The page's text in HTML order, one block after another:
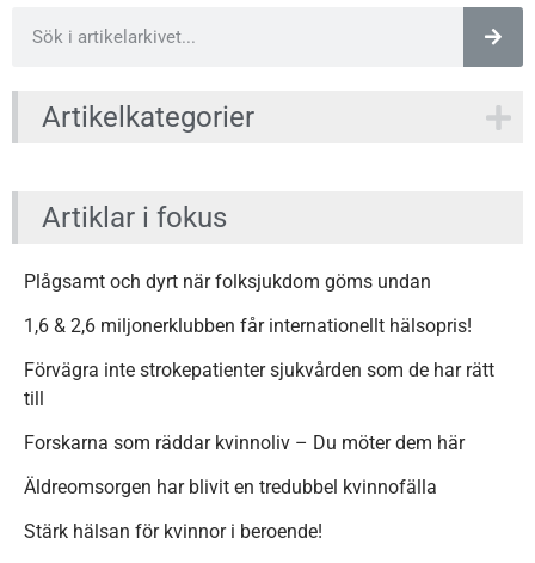
Artikelkategorier
Artiklar i fokus
Plågsamt och dyrt när folksjukdom göms undan
1,6 & 2,6 miljonerklubben får internationellt hälsopris!
Förvägra inte strokepatienter sjukvården som de har rätt
till
Forskarna som räddar kvinnoliv – Du möter dem här
Äldreomsorgen har blivit en tredubbel kvinnofälla
Stärk hälsan för kvinnor i beroende!